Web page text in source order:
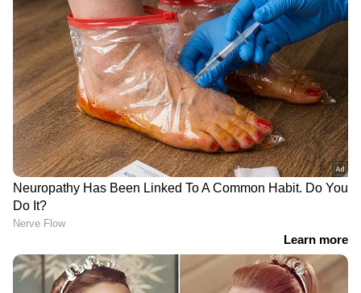
തത്സമയ അപ്‌ഡേറ്റുകളും ആഴത്തിലുള്ള
വിശകലനവും സമഗ്രമായ റിപ്പോർട്ടിംഗും —
എല്ലാം ഒരൊറ്റ സ്ഥലത്ത്. ഏത് സമയത്തും,
എവിടെയും വിശ്വസനീയമായ വാർത്തകൾ
ലഭിക്കാൻAsianet News Malayalam
ABOUT THE AUTHOR
WD Web Desk
Published :Mar 10 2024, 02:49 PM IST
Follow Us